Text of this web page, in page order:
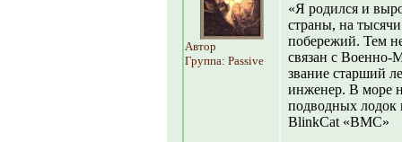
Автор
Группа: Passive
«Я родился и
страны, на
побережий. Тем
связан с Военно-
звание старший
инженер. В море
подводных лодок
BlinkCat «ВМС»